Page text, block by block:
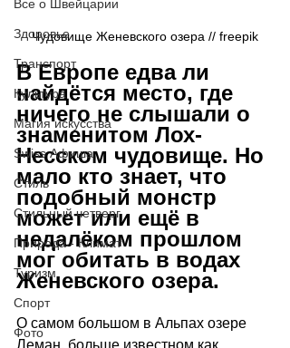
Все о Швейцарии
Здоровье
Транспорт
Культура
Магия искусства
Swiss Афиша
Стиль
Стильный четверг
Природа - Климат
Туризм
Спорт
Фото
Чудовище Женевского озера // freepik
В Европе едва ли
найдётся место, где
ничего не слышали о
знаменитом Лох-
Несском чудовище. Но
мало кто знает, что
подобный монстр
может или ещё в
недалёком прошлом
мог обитать в водах
Женевского озера.
О самом большом в Альпах озере